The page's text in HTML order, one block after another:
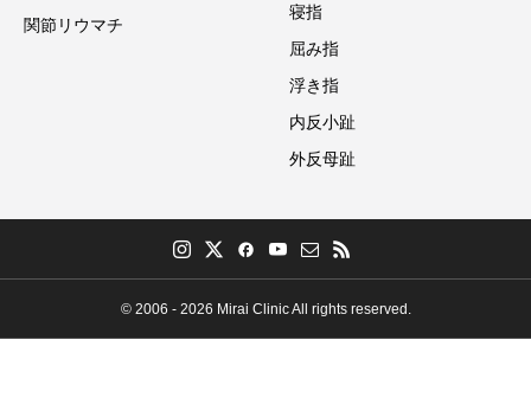
関節リウマチ
寝指
屈み指
浮き指
内反小趾
外反母趾
© 2006 - 2026 Mirai Clinic All rights reserved.